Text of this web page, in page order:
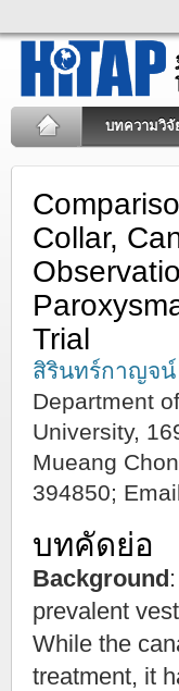
บทความวิจั
Collar,
Trial
สิรินทร์กาญจ
Department
University,
Mueang
394850;
บทคัดย่อ
Background
prevalent
While the
treatment, it